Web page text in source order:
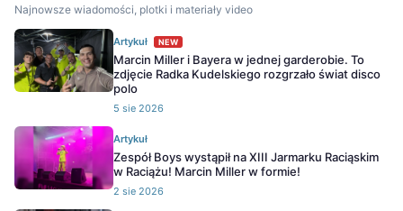
Najnowsze wiadomości, plotki i materiały video
Artykuł NEW
Marcin Miller i Bayera w jednej garderobie. To
zdjęcie Radka Kudelskiego rozgrzało świat disco
polo
5 sie 2026
Artykuł
Zespół Boys wystąpił na XIII Jarmarku Raciąskim
w Raciążu! Marcin Miller w formie!
2 sie 2026